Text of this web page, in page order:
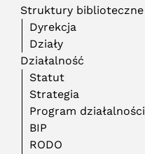
Struktury biblioteczne
Dyrekcja
Działy
Działalność
Statut
Strategia
Program działalności
BIP
RODO